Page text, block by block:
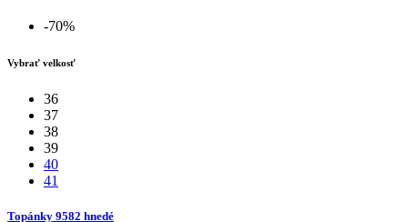
-70%
Vybrať velkosť
36
37
38
39
40
41
Topánky 9582 hnedé